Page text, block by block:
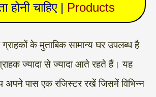
होनी चाहिए | Products
के मुताबिक सामान्य घर उपलब्ध है
ज्यादा से ज्यादा आते रहते हैं। यह
पास एक रजिस्टर रखें जिसमें विभिन्न